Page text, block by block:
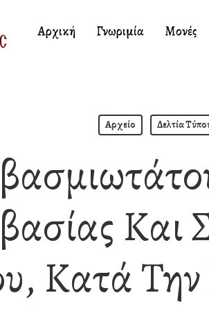
Αρχική Γνωριμία Μονές
Αρχείο Δελτία
Και
Κατά Την